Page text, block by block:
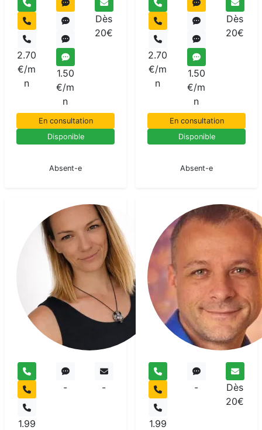
2.70
€/m
n
1.50
€/m
n
Dès
20€
En consultation
Disponible
Absent-e
2.70
€/m
n
1.50
€/m
n
Dès
20€
En consultation
Disponible
Absent-e
Chiara
Voyant
1.99
- -
1.99
-
Dès
20€